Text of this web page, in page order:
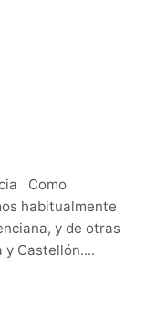
Como
habitualmente
y de otras
y Castellón....